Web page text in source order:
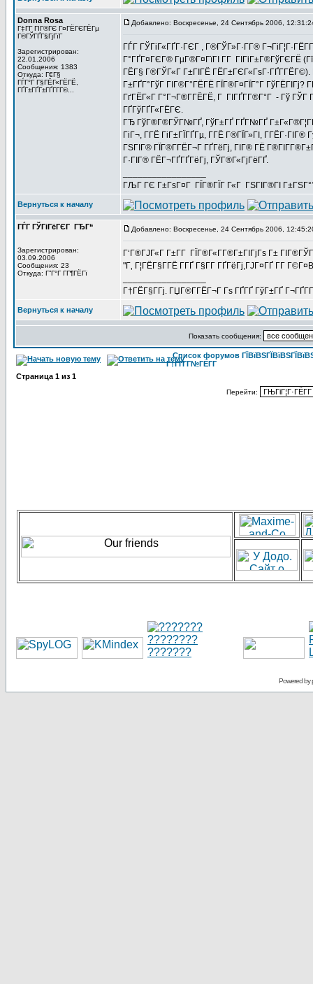
Donna Rosa
Г‡Г­Г ГІГ®ГЄ Г¤ГЁГЄГЁГµ
Г®ГЎГҐГ§ГјГїГ­
Зарегистрирован:
22.01.2006
Сообщения: 1383
Откуда: Г€Г§
ГЃГ°Г Г§ГЁГ«ГЁГЁ,
ГҐГ±ГҐГ±ГҐГ­Г­Г®...
Добавлено: Воскресенье, 24 Сентябрь 2006,
ГЃГ ГЎГіГ«ГҐГ·ГЄГ , Г®ГЎГ»Г·Г­Г®
Г°ГҐГ¤ГЄГ® ГµГ®Г¤ГїГІ Г­Г ГІГіГ±Г®ГўГЄГЁ
ГЁГ§ Г®ГЎГ«Г Г±ГІГЁ ГЁГ±ГЄГ«ГѕГ·ГҐГ­ГЁГ©).
Г±ГҐГ°ГўГ ГІГ®Г°ГЁГЁ ГЇГ®Г¤ГЇГ°Г
ГґГЁГ«Г Г°Г¬Г®Г­ГЁГЁ, Г ГІГҐГ­Г®Г°Г - Гў
ГҐГўГҐГ«ГЁГЄ.
ГЂ ГўГ®Г®ГЎГ№ГҐ, ГўГ±ГҐ ГҐГ№ГҐ
ГіГ¬, Г­ГЁ ГіГ±ГЇГҐГµ, Г­ГЁ Г®ГЇГ»ГІ,
ГЅГІГ® ГЇГ®Г­ГЁГ¬Г ГҐГёГј, ГІГ® ГЁ
Г·ГІГ® ГЁГ¬ГҐГҐГёГј, ГЎГ®Г«ГјГёГҐ.
ГЉГ ГЄ Г±ГѕГ¤Г ГЇГ®ГЇГ Г«Г ГЅГІГ®ГІ
Вернуться к началу
ГЃГ ГЎГіГёГЄГ ГЂГ“
Зарегистрирован:
03.09.2006
Сообщения: 23
Откуда: Г”Г°Г Г­Г¶ГЁГї
Добавлено: Воскресенье, 24 Сентябрь 2006,
Г‘Г®ГЈГ«Г Г±Г­Г ГЇГ®Г«Г­Г®Г±ГІГјГѕ Г±
"Г‚ Г¦ГЁГ§Г­ГЁ Г­ГҐ Г§Г­Г ГҐГёГј,ГЈГ¤ГҐ Г­Г
Г†ГЁГ§Г­Гј. ГЏГ®Г­ГЁГ¬Г Гѕ ГҐГҐ ГўГ±ГҐ
Вернуться к началу
Показать сообщения:
Список форумов
Г†ГҐГ­Г№ГЁГ­Г
Страница 1 из 1
Перейти:
Powered by